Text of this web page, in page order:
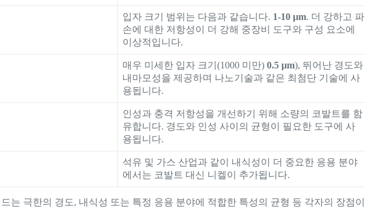
입자 크기 범위는 다음과 같습니다. 1-10 µm. 더 강하고 파
손에 대한 저항성이 더 강해 중장비 도구와 구성 요소에
이상적입니다.
매우 미세한 입자 크기(1000 미만)0.5 µm), 뛰어난 경도와
내마모성을 제공하며 나노기술과 같은 최첨단 기술에 사
용됩니다.
인성과 충격 저항성을 개선하기 위해 소량의 코발트를 함
유합니다. 경도와 인성 사이의 균형이 필요한 도구에 사
용됩니다.
석유 및 가스 산업과 같이 내식성이 더 중요한 응용 분야
에서는 코발트 대신 니켈이 추가됩니다.
는 극한의 경도, 내식성 또는 특정 응용 분야에 적합한 특성의 균형 등 각자의 장점이